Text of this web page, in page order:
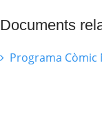
Documents
Programa Còmic